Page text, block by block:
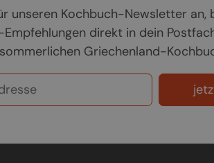
unseren Kochbuch-Newsletter an,
direkt in dein
Griechenland-